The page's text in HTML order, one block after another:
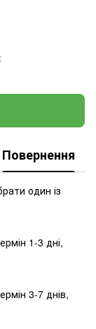
Повернення
один із
1-3 дні,
3-7 днів,